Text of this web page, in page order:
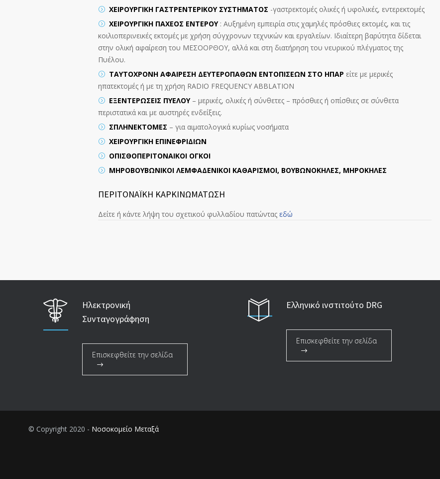
ΧΕΙΡΟΥΡΓΙΚΗ ΓΑΣΤΡΕΝΤΕΡΙΚΟΥ ΣΥΣΤΗΜΑΤΟΣ -γαστρεκτομές ολικές ή υφολικές, εντερεκτομές
ΧΕΙΡΟΥΡΓΙΚΗ ΠΑΧΕΟΣ ΕΝΤΕΡΟΥ: Αυξημένη εμπειρία στις χαμηλές πρόσθιες εκτομές, και τις
κοιλιοπερινεικές εκτομές με χρήση σύγχρονων τεχνικών και εργαλείων. Ιδιαίτερη βαρύτητα δίδεται
στην ολική αφαίρεση του ΜΕΣΟΟΡΘΟΥ, αλλά και στη διατήρηση του νευρικού πλέγματος της
Πυέλου.
ΤΑΥΤΟΧΡΟΝΗ ΑΦΑΙΡΕΣΗ ΔΕΥΤΕΡΟΠΑΘΩΝ ΕΝΤΟΠΙΣΕΩΝ ΣΤΟ ΗΠΑΡ είτε με μερικές
ηπατεκτομές ή με τη χρήση RADIO FREQUENCY ABBLATION
ΕΞΕΝΤΕΡΩΣΕΙΣ ΠΥΕΛΟΥ– μερικές, ολικές ή σύνθετες – πρόσθιες ή οπίσθιες σε σύνθετα
περιστατικά και με αυστηρές ενδείξεις.
ΣΠΛΗΝΕΚΤΟΜΕΣ – για αιματολογικά κυρίως νοσήματα
ΧΕΙΡΟΥΡΓΙΚΗ ΕΠΙΝΕΦΡΙΔΙΩΝ
ΟΠΙΣΘΟΠΕΡΙΤΟΝΑΙΚΟΙ ΟΓΚΟΙ
ΜΗΡΟΒΟΥΒΩΝΙΚΟΙ ΛΕΜΦΑΔΕΝΙΚΟΙ ΚΑΘΑΡΙΣΜΟΙ, ΒΟΥΒΩΝΟΚΗΛΕΣ, ΜΗΡΟΚΗΛΕΣ
ΠΕΡΙΤΟΝΑΪΚΗ ΚΑΡΚΙΝΩΜΑΤΩΣΗ
Δείτε ή κάντε λήψη του σχετικού φυλλαδίου πατώντας εδώ
Ηλεκτρονική
Συνταγογράφηση
Επισκεφθείτε την σελίδα
Ελληνικό ινστιτούτο DRG
Επισκεφθείτε την σελίδα
© Copyright 2020 - Νοσοκομείο Μεταξά